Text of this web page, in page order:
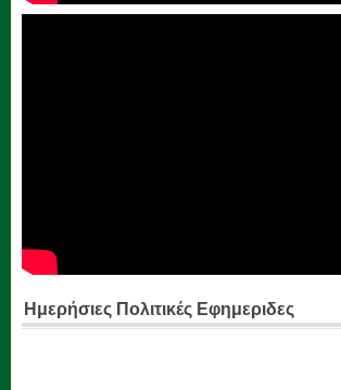
Ημερήσιες Πολιτικές Εφημεριδες